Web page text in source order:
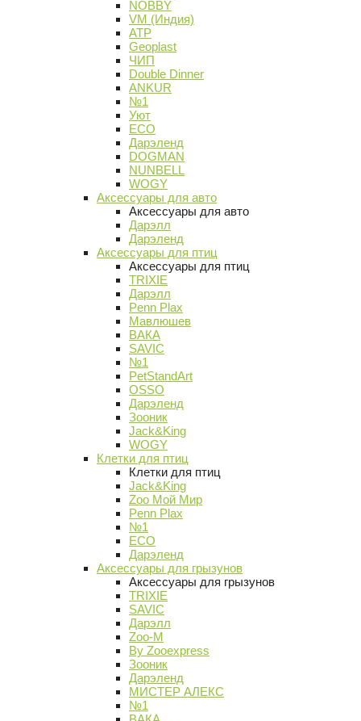
NOBBY
VM (Индия)
АТР
Geoplast
ЧИП
Double Dinner
ANKUR
№1
Уют
ECO
Дарэленд
DOGMAN
NUNBELL
WOGY
Аксессуары для авто
Аксессуары для авто
Дарэлл
Дарэленд
Аксессуары для птиц
Аксессуары для птиц
TRIXIE
Дарэлл
Penn Plax
Мавлюшев
ВАКА
SAVIC
№1
PetStandArt
OSSO
Дарэленд
Зооник
Jack&King
WOGY
Клетки для птиц
Клетки для птиц
Jack&King
Zoo Мой Мир
Penn Plax
№1
ECO
Дарэленд
Аксессуары для грызунов
Аксессуары для грызунов
TRIXIE
SAVIC
Дарэлл
Zoo-M
By Zooexpress
Зооник
Дарэленд
МИСТЕР АЛЕКС
№1